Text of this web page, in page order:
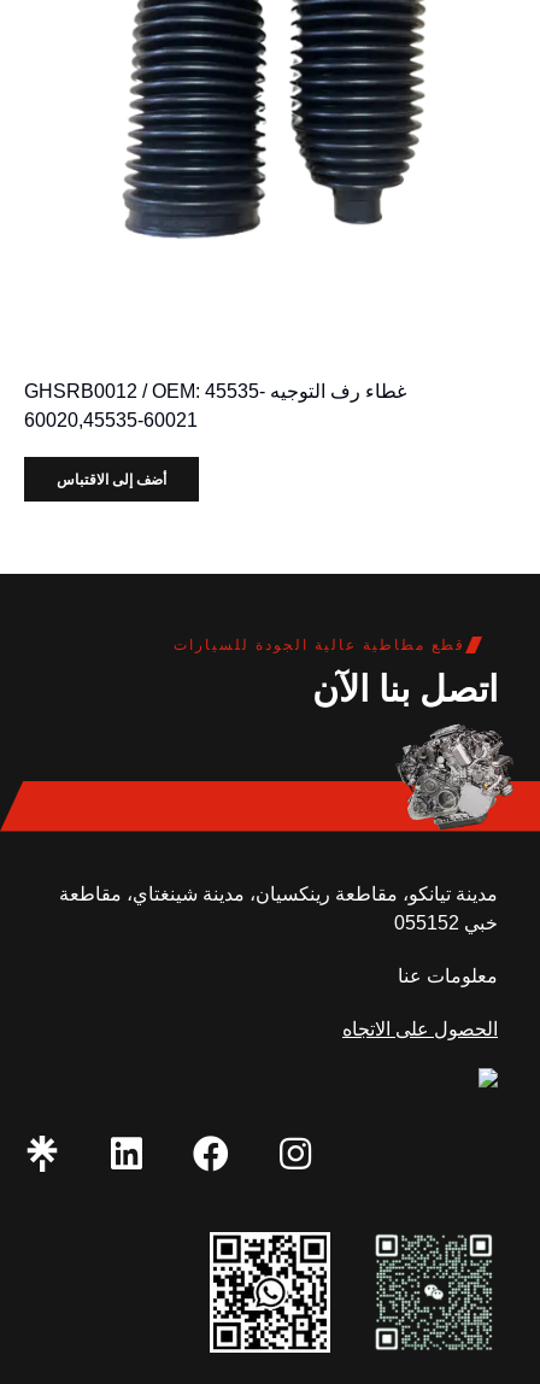
غطاء رف التوجيه GHSRB0012 / OEM: 45535-
60020,45535-60021
أضف إلى الاقتباس
قطع مطاطية عالية الجودة للسيارات
اتصل بنا الآن
مدينة تيانكو، مقاطعة رينكسيان، مدينة شينغتاي، مقاطعة
خبي 055152
معلومات عنا
الحصول على الاتجاه